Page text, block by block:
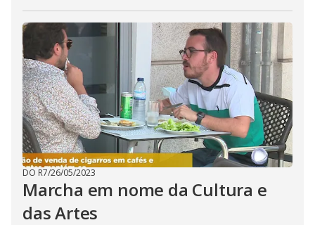
DO R7/26/05/2023
Marcha em nome da Cultura e
das Artes